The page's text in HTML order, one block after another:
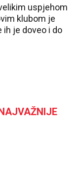
uspjehom
klubom je
ih je doveo i do